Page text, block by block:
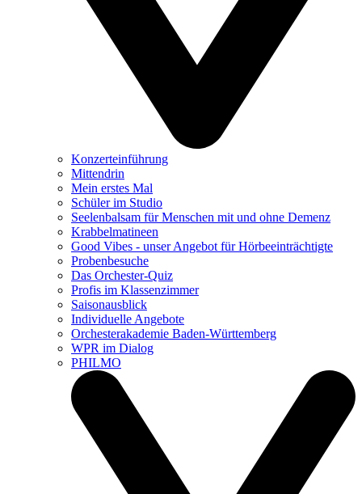
Konzerteinführung
Mittendrin
Mein erstes Mal
Schüler im Studio
Seelenbalsam für Menschen mit und ohne Demenz
Krabbelmatineen
Good Vibes - unser Angebot für Hörbeeinträchtigte
Probenbesuche
Das Orchester-Quiz
Profis im Klassenzimmer
Saisonausblick
Individuelle Angebote
Orchesterakademie Baden-Württemberg
WPR im Dialog
PHILMO